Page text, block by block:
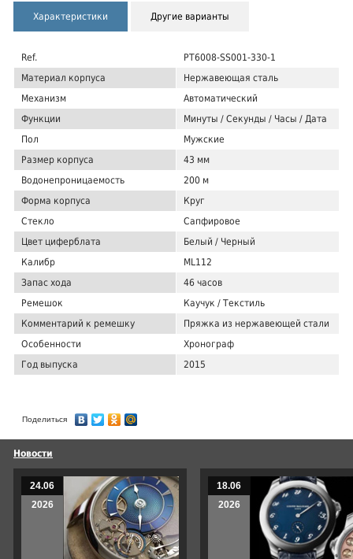
Характеристики Другие варианты
Ref.
PT6008-SS001-330-1
Материал корпуса
Нержавеющая сталь
Механизм
Автоматический
Функции
Минуты / Секунды / Часы / Дата
Пол
Мужские
Размер корпуса
43 мм
Водонепроницаемость
200 м
Форма корпуса
Круг
Стекло
Сапфировое
Цвет циферблата
Белый / Черный
Калибр
ML112
Запас хода
46 часов
Ремешок
Каучук / Текстиль
Комментарий к ремешку
Пряжка из нержавеющей стали
Особенности
Хронограф
Год выпуска
2015
Поделиться
Новости
24.06
2026
18.06
2026